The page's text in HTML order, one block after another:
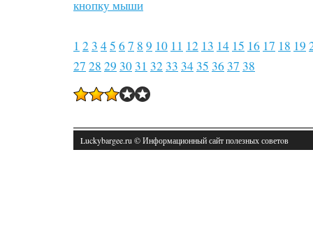
кнопку мыши
1 2 3 45 6 7 8 9 10 11 12 13 14 15 16 17 18 19
27 28 29 30 31 32 33 34 35 36 37 38
Luckybargee.ru © Информационный сайт полезных советοв